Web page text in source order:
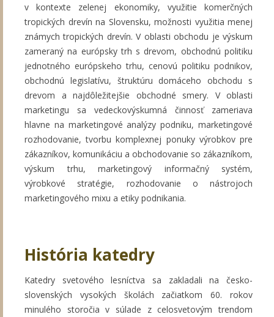
v kontexte zelenej ekonomiky, využitie komerčných
tropických drevín na Slovensku, možnosti využitia menej
známych tropických drevín. V oblasti obchodu je výskum
zameraný na európsky trh s drevom, obchodnú politiku
jednotného európskeho trhu, cenovú politiku podnikov,
obchodnú legislatívu, štruktúru domáceho obchodu s
drevom a najdôležitejšie obchodné smery. V oblasti
marketingu sa vedeckovýskumná činnosť zameriava
hlavne na marketingové analýzy podniku, marketingové
rozhodovanie, tvorbu komplexnej ponuky výrobkov pre
zákazníkov, komunikáciu a obchodovanie so zákazníkom,
výskum trhu, marketingový informačný systém,
výrobkové stratégie, rozhodovanie o nástrojoch
marketingového mixu a etiky podnikania.
História katedry
Katedry svetového lesníctva sa zakladali na česko-
slovenských vysokých školách začiatkom 60. rokov
minulého storočia v súlade z celosvetovým trendom